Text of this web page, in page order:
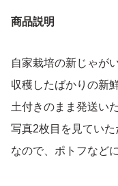
商品説明
自家栽培の新じゃが
収穫したばかりの新
土付きのまま発送い
写真2枚目を見てい
なので、ポトフなど